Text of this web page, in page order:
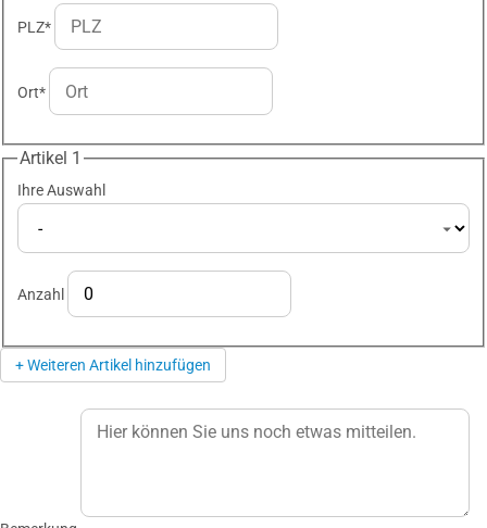
PLZ*
Ort*
Artikel 1
Ihre Auswahl
Anzahl
+ Weiteren Artikel hinzufügen